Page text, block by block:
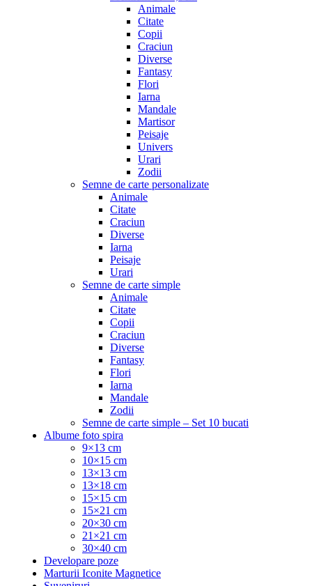
Animale
Citate
Copii
Craciun
Diverse
Fantasy
Flori
Iarna
Mandale
Martisor
Peisaje
Univers
Urari
Zodii
Semne de carte personalizate
Animale
Citate
Craciun
Diverse
Iarna
Peisaje
Urari
Semne de carte simple
Animale
Citate
Copii
Craciun
Diverse
Fantasy
Flori
Iarna
Mandale
Zodii
Semne de carte simple – Set 10 bucati
Albume foto spira
9×13 cm
10×15 cm
13×13 cm
13×18 cm
15×15 cm
15×21 cm
20×30 cm
21×21 cm
30×40 cm
Developare poze
Marturii Iconite Magnetice